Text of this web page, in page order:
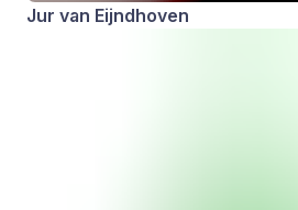
Jur van Eijndhoven